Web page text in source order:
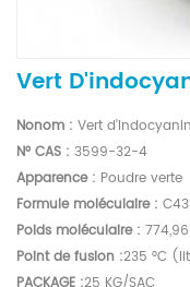
Vert
Nonom : Vert
N° CAS : 3599-32-4
Apparence : Poudre verte
Formule moléculaire :
Poids moléculaire :
Point de fusion :235 °C